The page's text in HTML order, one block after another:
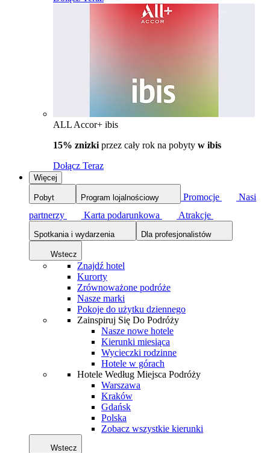
ALL Accor+ ibis
15% znizki przez cały rok na pobyty w ibis
Dołącz Teraz
Więcej
Pobyt Program lojalnościowy Promocje
Nasi
partnerzy
Karta podarunkowa Atrakcje
Spotkania i wydarzenia Dla profesjonalistów
Wstecz
Znajdź hotel
Kurorty
Zrównoważone podróże
Nasze marki
Pokoje do użytku dziennego
Zainspiruj Się Do Podróży
Nasze nowe hotele
Kierunki miesiąca
Wycieczki rodzinne
Hotele w górach
Hotele Według Miejsca Podróży
Warszawa
Kraków
Gdańsk
Polska
Zobacz wszystkie kierunki
Wstecz